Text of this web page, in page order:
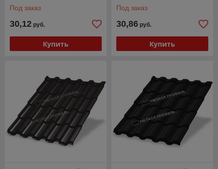
Под заказ
30,12 руб.
Купить
Под заказ
30,86 руб.
Купить